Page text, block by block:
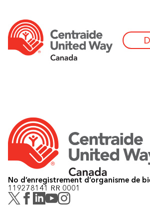
No d’enregistrement d’organisme de
119278141 RR 0001